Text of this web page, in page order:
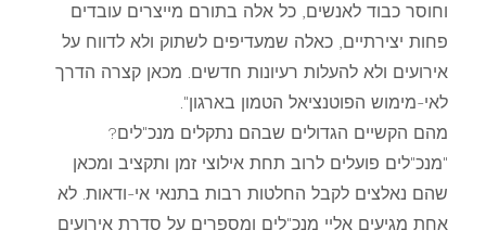
וחוסר כבוד לאנשים, כל אלה בתורם מייצרים עובדים
פחות יצירתיים, כאלה שמעדיפים לשתוק ולא לדווח על
אירועים ולא להעלות רעיונות חדשים. מכאן קצרה הדרך
לאי-מימוש הפוטנציאל הטמון בארגון".
מהם הקשיים הגדולים שבהם נתקלים מנכ"לים?
"מנכ"לים פועלים לרוב תחת אילוצי זמן ותקציב ומכאן
שהם נאלצים לקבל החלטות רבות בתנאי אי-ודאות. לא
אחת מגיעים אליי מנכ"לים ומספרים על סדרת אירועים